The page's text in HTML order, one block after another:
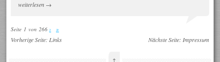
weiterlesen →
Seite 1 von 266 › »
Vorherige Seite: Links Nächste Seite: Impressum
↑